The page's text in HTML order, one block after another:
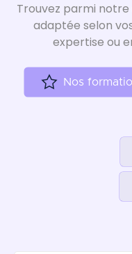
Trouvez parmi
adaptée selon
expertise ou
Nos